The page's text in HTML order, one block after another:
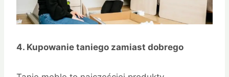
4. Kupowanie taniego zamiast dobrego